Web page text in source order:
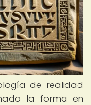
de realidad
la forma en